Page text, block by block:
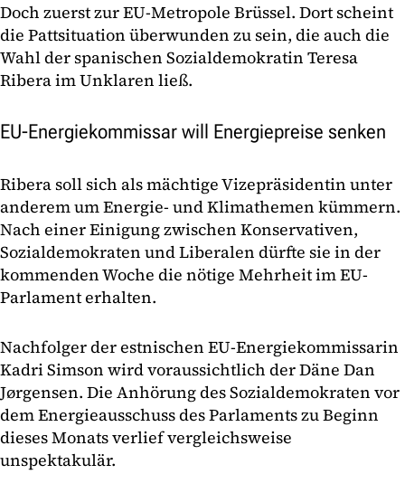
Doch zuerst zur EU-Metropole Brüssel. Dort scheint
die Pattsituation überwunden zu sein, die auch die
Wahl der spanischen Sozialdemokratin Teresa
Ribera im Unklaren ließ.
EU-Energiekommissar will Energiepreise senken
Ribera soll sich als mächtige Vizepräsidentin unter
anderem um Energie- und Klimathemen kümmern.
Nach einer Einigung zwischen Konservativen,
Sozialdemokraten und Liberalen dürfte sie in der
kommenden Woche die nötige Mehrheit im EU-
Parlament erhalten.
Nachfolger der estnischen EU-Energiekommissarin
Kadri Simson wird voraussichtlich der Däne Dan
Jørgensen. Die Anhörung des Sozialdemokraten vor
dem Energieausschuss des Parlaments zu Beginn
dieses Monats verlief vergleichsweise
unspektakulär.